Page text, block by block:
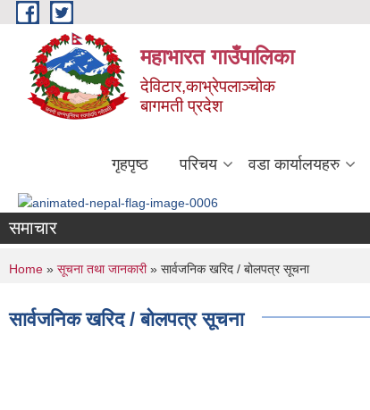
Skip to main content
महाभारत गाउँपालिका
देविटार,काभ्रेपलाञ्चोक
बागमती प्रदेश
गृहपृष्ठ परिचय वडा कार्यालयहरु
समाचार
You are here
Home » सूचना तथा जानकारी» सार्वजनिक खरिद / बोलपत्र सूचना
सार्वजनिक खरिद / बोलपत्र सूचना